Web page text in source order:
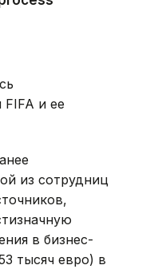
и ее
из сотрудниц
в бизнес-
тысяч евро) в